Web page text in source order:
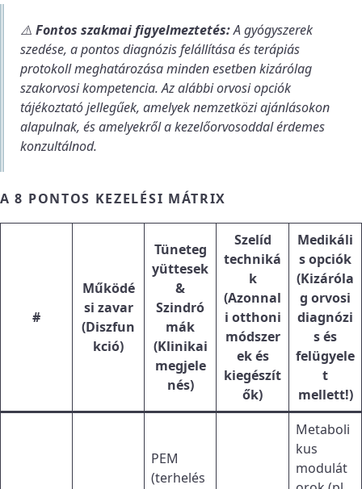
⚠️ Fontos szakmai figyelmeztetés:A gyógyszerek
szedése, a pontos diagnózis felállítása és terápiás
protokoll meghatározása minden esetben kizárólag
szakorvosi kompetencia. Az alábbi orvosi opciók
tájékoztató jellegűek, amelyek nemzetközi ajánlásokon
alapulnak, és amelyekről a kezelőorvosoddal érdemes
konzultálnod.
A 8 PONTOS KEZELÉSI MÁTRIX
#
Működé
si zavar
(Diszfun
kció)
Tüneteg
yüttesek
&
Szindró
mák
(Klinikai
megjele
nés)
Szelíd
techniká
k
(Azonnal
i otthoni
módszer
ek és
kiegészít
ők)
Medikáli
s opciók
(Kizáróla
g orvosi
diagnózi
s és
felügyele
t
mellett!)
PEM
(terhelés
Metaboli
kus
modulát